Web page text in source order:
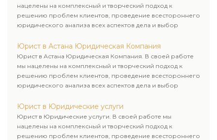
нацелены на комплексный и творческий подход к
решению проблем клиентов, проведение всестороннего
юридического анализа всех аспектов дела и выбор
Юрист в Астана Юридическая Компания
Юрист в Астана Юридическая Компания. В своей работе
мы нацелены на комплексный и творческий подход к
решению проблем клиентов, проведение всестороннего
юридического анализа всех аспектов дела и выбор
Юрист в Юридические услуги
Юрист в Юридические услуги. В своей работе мы
нацелены на комплексный и творческий подход к
решению проблем клиентов, проведение всестороннего